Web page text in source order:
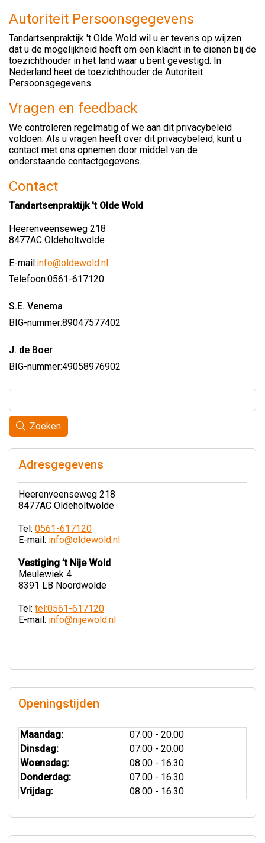
Autoriteit Persoonsgegevens
Tandartsenpraktijk 't Olde Wold wil u er tevens op wijzen
dat u de mogelijkheid heeft om een klacht in te dienen bij de
toezichthouder in het land waar u bent gevestigd. In
Nederland heet de toezichthouder de Autoriteit
Persoonsgegevens.
Vragen en feedback
We controleren regelmatig of we aan dit privacybeleid
voldoen. Als u vragen heeft over dit privacybeleid, kunt u
contact met ons opnemen door middel van de
onderstaande contactgegevens.
Contact
Tandartsenpraktijk 't Olde Wold
Heerenveenseweg 218
8477AC Oldeholtwolde
E-mail:info@oldewold.nl
Telefoon:0561-617120
S.E. Venema
BIG-nummer:89047577402
J. de Boer
BIG-nummer:49058976902
Zoeken
Adresgegevens
Heerenveenseweg 218
8477AC Oldeholtwolde
Tel: 0561-617120
E-mail: info@oldewold.nl
Vestiging ’t Nije Wold
Meulewiek 4
8391 LB Noordwolde
Tel: tel:0561-617120
E-mail: info@nijewold.nl
Openingstijden
Maandag:
07.00 - 20.00
Dinsdag:
07.00 - 20.00
Woensdag:
08.00 - 16.30
Donderdag:
07.00 - 16.30
Vrijdag:
08.00 - 16.30